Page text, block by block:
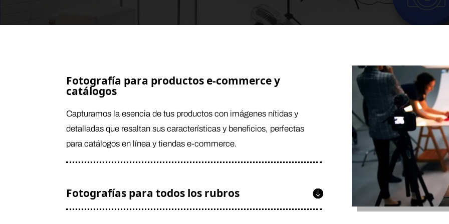
Fotografía para productos e-commerce y
catálogos
Capturamos la esencia de tus productos con imágenes nítidas y
detalladas que resaltan sus características y beneficios, perfectas
para catálogos en línea y tiendas e-commerce.
Fotografías para todos los rubros